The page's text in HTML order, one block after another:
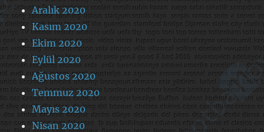
Aralık 2020
Kasım 2020
Ekim 2020
Eylül 2020
Ağustos 2020
Temmuz 2020
Mayıs 2020
Nisan 2020